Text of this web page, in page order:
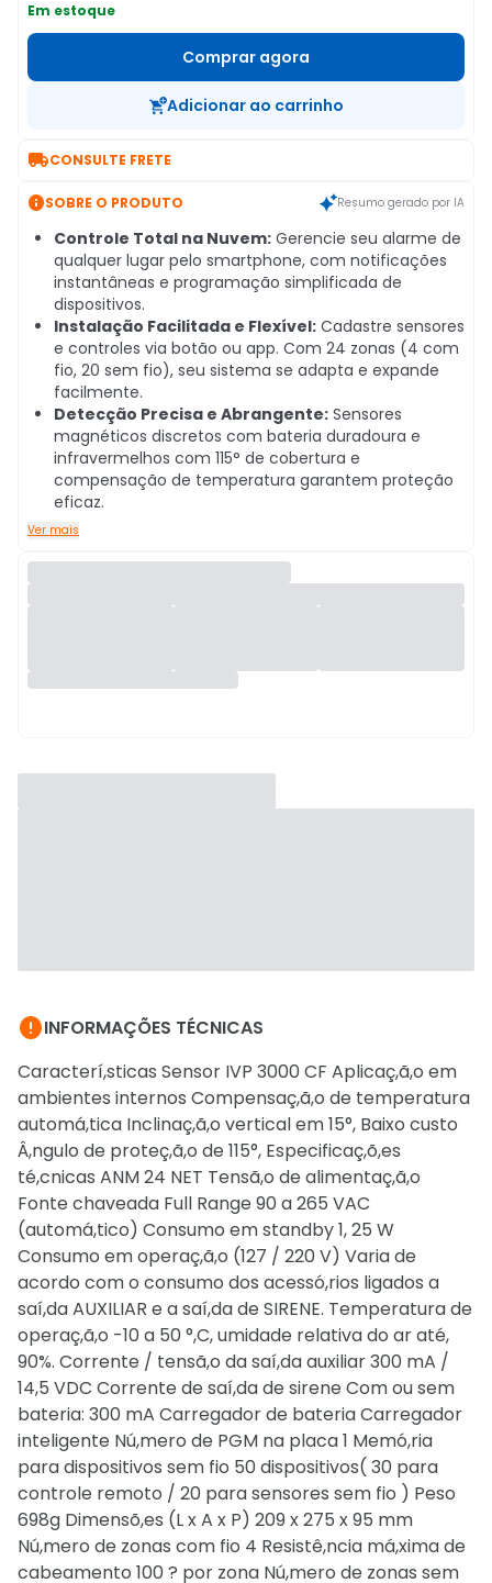
Em estoque
Comprar agora
Adicionar ao carrinho
CONSULTE FRETE
SOBRE O PRODUTO Resumo gerado por IA
Controle Total na Nuvem: Gerencie seu alarme de
qualquer lugar pelo smartphone, com notificações
instantâneas e programação simplificada de
dispositivos.
Instalação Facilitada e Flexível: Cadastre sensores
e controles via botão ou app. Com 24 zonas (4 com
fio, 20 sem fio), seu sistema se adapta e expande
facilmente.
Detecção Precisa e Abrangente: Sensores
magnéticos discretos com bateria duradoura e
infravermelhos com 115° de cobertura e
compensação de temperatura garantem proteção
eficaz.
Ver mais
INFORMAÇÕES TÉCNICAS
Caracterí,sticas Sensor IVP 3000 CF Aplicaç,ã,o em
ambientes internos Compensaç,ã,o de temperatura
automá,tica Inclinaç,ã,o vertical em 15°, Baixo custo
Â,ngulo de proteç,ã,o de 115°, Especificaç,õ,es
té,cnicas ANM 24 NET Tensã,o de alimentaç,ã,o
Fonte chaveada Full Range 90 a 265 VAC
(automá,tico) Consumo em standby 1, 25 W
Consumo em operaç,ã,o (127 / 220 V) Varia de
acordo com o consumo dos acessó,rios ligados a
saí,da AUXILIAR e a saí,da de SIRENE. Temperatura de
operaç,ã,o -10 a 50 °,C, umidade relativa do ar até,
90%. Corrente / tensã,o da saí,da auxiliar 300 mA /
14,5 VDC Corrente de saí,da de sirene Com ou sem
bateria: 300 mA Carregador de bateria Carregador
inteligente Nú,mero de PGM na placa 1 Memó,ria
para dispositivos sem fio 50 dispositivos( 30 para
controle remoto / 20 para sensores sem fio ) Peso
698g Dimensõ,es (L x A x P) 209 x 275 x 95 mm
Nú,mero de zonas com fio 4 Resistê,ncia má,xima de
cabeamento 100 ? por zona Nú,mero de zonas sem